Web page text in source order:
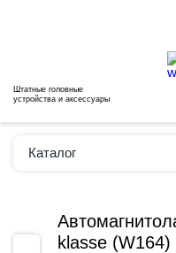
Штатные головные
устройства и аксессуары
Каталог
klasse